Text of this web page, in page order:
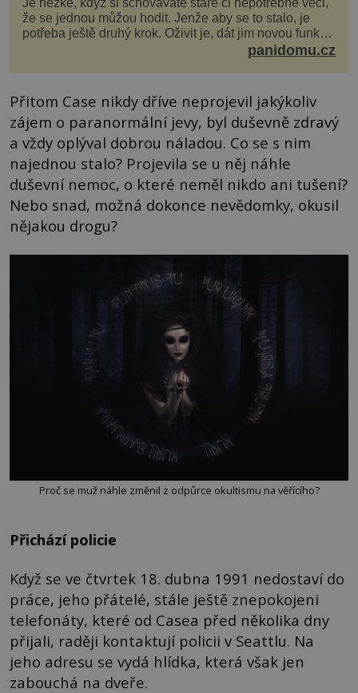
Je hezké, když si schováváte staré či nepotřebné věci,
že se jednou můžou hodit. Jenže aby se to stalo, je
potřeba ještě druhý krok. Oživit je, dát jim novou funkci
panidomu.cz
Přitom Case nikdy dříve neprojevil jakýkoliv
zájem o paranormální jevy, byl duševně zdravý
a vždy oplýval dobrou náladou. Co se s nim
najednou stalo? Projevila se u něj náhle
duševní nemoc, o které neměl nikdo ani tušení?
Nebo snad, možná dokonce nevědomky, okusil
nějakou drogu?
Proč se muž náhle změnil z odpůrce okultismu na věřícího?
Přichází policie
Když se ve čtvrtek 18. dubna 1991 nedostaví do
práce, jeho přátelé, stále ještě znepokojeni
telefonáty, které od Casea před několika dny
přijali, raději kontaktují policii v Seattlu. Na
jeho adresu se vydá hlídka, která však jen
zabouchá na dveře.